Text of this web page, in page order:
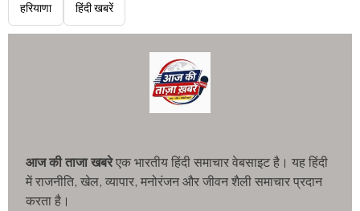
हरियाणा हिंदी खबरें
आज की ताजा खबरेएक भारतीय हिंदी समाचार वेबसाइट है। यह हिंदी
में राजनीति, खेल, व्यापार, मनोरंजन और जीवन शैली समाचार प्रदान
करता है।